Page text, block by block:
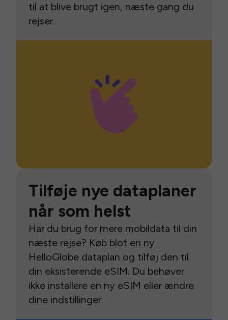
til at blive brugt igen, næste gang du
rejser.
Tilføje nye dataplaner
når som helst
Har du brug for mere mobildata til din
næste rejse? Køb blot en ny
HelloGlobe dataplan og tilføj den til
din eksisterende eSIM. Du behøver
ikke installere en ny eSIM eller ændre
dine indstillinger.